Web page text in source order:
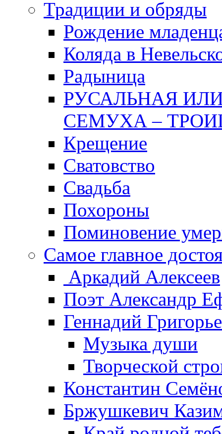
Традиции и обряды
Рождение
Коляда в
Радыница
РУСАЛЬНАЯ
СЕМУХА –
Крещение
Сватовство
Свадьба
Похороны
Поминовение
Самое главное
Аркадий Алексеев
Поэт Александр
Геннадий
Музыка души
Творческой
Константин
Бржушкевич